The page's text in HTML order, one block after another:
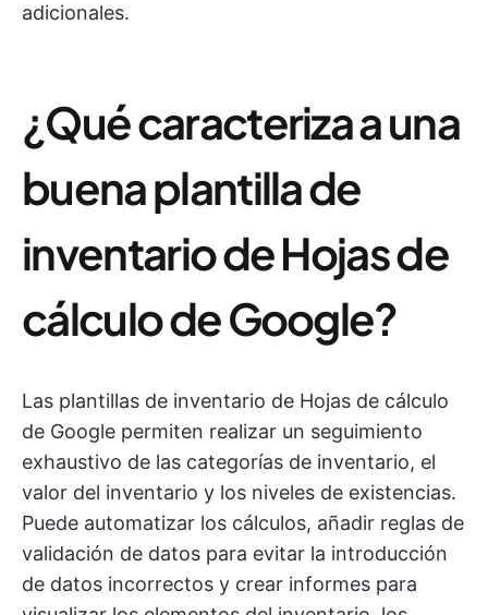
adicionales.
¿Qué caracteriza a una
buena plantilla de
inventario de Hojas de
cálculo de Google?
Las plantillas de inventario de Hojas de cálculo
de Google permiten realizar un seguimiento
exhaustivo de las categorías de inventario, el
valor del inventario y los niveles de existencias.
Puede automatizar los cálculos, añadir reglas de
validación de datos para evitar la introducción
de datos incorrectos y crear informes para